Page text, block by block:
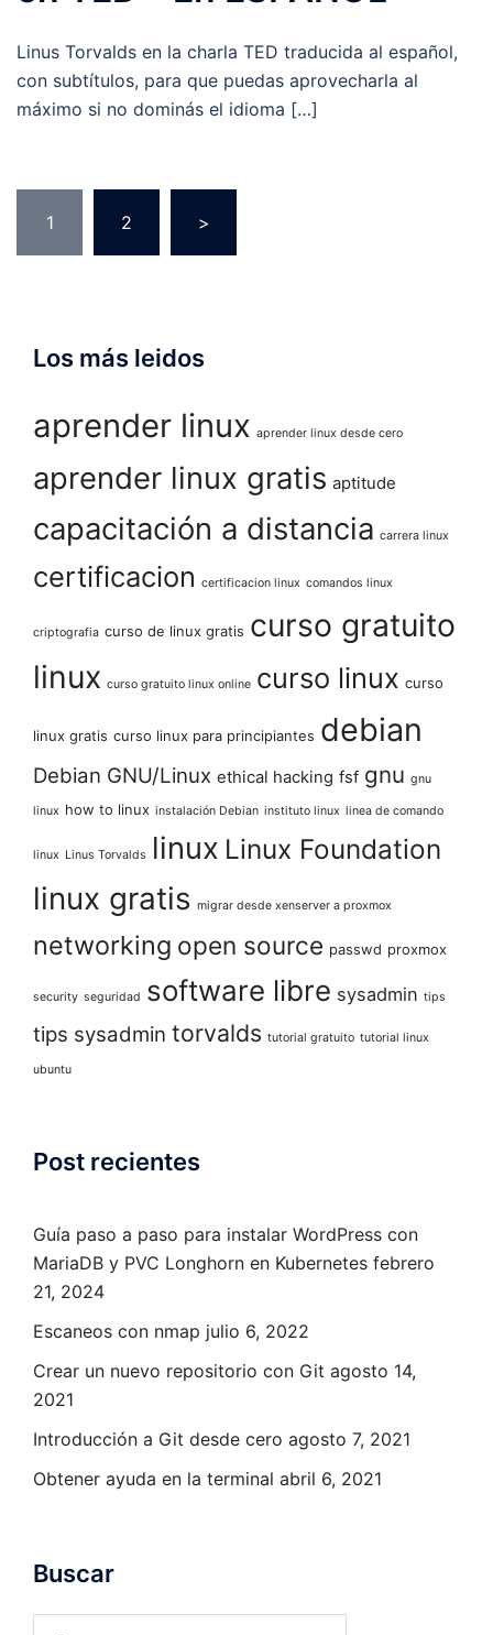
Linus Torvalds en la charla TED traducida al español,
con subtítulos, para que puedas aprovecharla al
máximo si no dominás el idioma […]
entradas
1 2 >
Los más leidos
aprender linux aprender linux desde cero
aprender linux gratis aptitude
capacitación a distancia carrera linux
certificacion certificacion linux comandos linux
criptografia curso de linux gratis curso gratuito
linux curso gratuito linux online curso linux curso
linux gratis curso linux para principiantes debian
Debian GNU/Linux ethical hacking fsf gnu gnu
linux how to linux instalación Debian instituto linux linea de comando
linux Linus Torvalds linux Linux Foundation
linux gratis migrar desde xenserver a proxmox
networking open source passwd proxmox
security seguridad software libre sysadmin tips
tips sysadmin torvalds tutorial gratuito tutorial linux
ubuntu
Post recientes
Guía paso a paso para instalar WordPress con
MariaDB y PVC Longhorn en Kubernetes febrero
21, 2024
Escaneos con nmap julio 6, 2022
Crear un nuevo repositorio con Git agosto 14,
2021
Introducción a Git desde cero agosto 7, 2021
Obtener ayuda en la terminal abril 6, 2021
Buscar